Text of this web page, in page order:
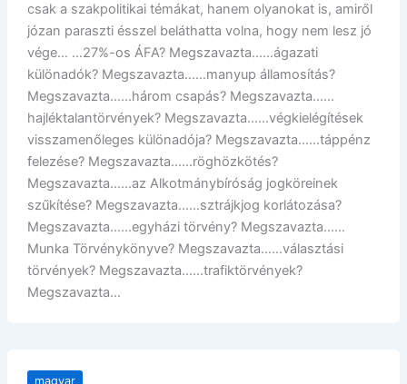
csak a szakpolitikai témákat, hanem olyanokat is, amiről
józan paraszti ésszel beláthatta volna, hogy nem lesz jó
vége… …27%-os ÁFA? Megszavazta……ágazati
különadók? Megszavazta……manyup államosítás?
Megszavazta……három csapás? Megszavazta……
hajléktalantörvények? Megszavazta……végkielégítések
visszamenőleges különadója? Megszavazta……táppénz
felezése? Megszavazta……röghözkötés?
Megszavazta……az Alkotmánybíróság jogköreinek
szűkítése? Megszavazta……sztrájkjog korlátozása?
Megszavazta……egyházi törvény? Megszavazta……
Munka Törvénykönyve? Megszavazta……választási
törvények? Megszavazta……trafiktörvények?
Megszavazta…
magyar